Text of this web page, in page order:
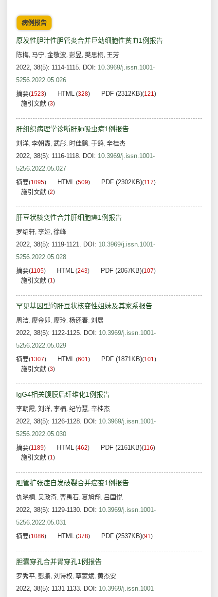
病例报告
原发性胆汁性胆管炎合并巨幼细胞性贫血1例报告
陈梅, 马宁, 金敬波, 彭昱, 樊思桐, 王芳
2022, 38(5): 1114-1115. DOI: 10.3969/j.issn.1001-
5256.2022.05.026
摘要(1523) HTML (328) PDF (2312KB)(121)
施引文献 (3)
肝组织病理学诊断肝肺吸虫病1例报告
刘洋, 李朝霞, 武彤, 时佳鹤, 于鸽, 辛桂杰
2022, 38(5): 1116-1118. DOI: 10.3969/j.issn.1001-
5256.2022.05.027
摘要(1095) HTML (509) PDF (2302KB)(117)
施引文献 (2)
肝豆状核变性合并肝细胞癌1例报告
罗绍轩, 李娅, 徐峰
2022, 38(5): 1119-1121. DOI: 10.3969/j.issn.1001-
5256.2022.05.028
摘要(1105) HTML (243) PDF (2067KB)(107)
施引文献 (1)
罕见基因型的肝豆状核变性姐妹及其家系报告
周洁, 廖金卯, 廖玲, 杨还春, 刘展
2022, 38(5): 1122-1125. DOI: 10.3969/j.issn.1001-
5256.2022.05.029
摘要(1307) HTML (601) PDF (1871KB)(101)
施引文献 (3)
IgG4相关腹膜后纤维化1例报告
李朝霞, 刘洋, 李楠, 纪竹慧, 辛桂杰
2022, 38(5): 1126-1128. DOI: 10.3969/j.issn.1001-
5256.2022.05.030
摘要(1189) HTML (462) PDF (2161KB)(116)
施引文献 (1)
胆管扩张症自发破裂合并癌变1例报告
仇晓桐, 吴政奇, 曹禹石, 夏旭翔, 吕国悦
2022, 38(5): 1129-1130. DOI: 10.3969/j.issn.1001-
5256.2022.05.031
摘要(1086) HTML (378) PDF (2537KB)(91)
胆囊穿孔合并胃穿孔1例报告
罗秀平, 彭鹏, 刘诗权, 覃蒙斌, 黄杰安
2022, 38(5): 1131-1133. DOI: 10.3969/j.issn.1001-